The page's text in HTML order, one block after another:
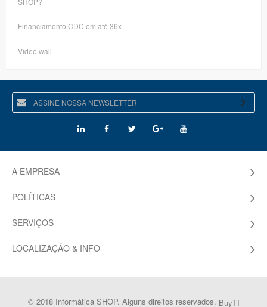
Financiamento CDC em até 36x
Video wall
A EMPRESA
POLÍTICAS
SERVIÇOS
LOCALIZAÇÃO & INFO
© 2018 Informática SHOP. Alguns direitos reservados. BuyTI